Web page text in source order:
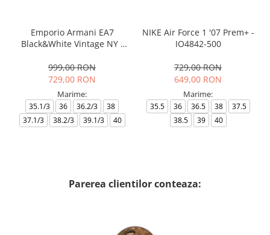
Emporio Armani EA7
Black&White Vintage NY -
999,00 RON
729,00 RON
Marime:
35.1/3 36 36.2/3
38
37.1/3
38.2/3 39.1/3 40
NIKE Air Force 1 '07 Prem+ -
IO4842-500
729,00 RON
649,00 RON
Marime:
35.5 36 36.5 38
37.5
38.5
39 40
Parerea clientilor conteaza: